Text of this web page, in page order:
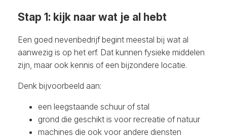
Stap 1: kijk naar wat je al hebt
Een goed nevenbedrijf begint meestal bij wat al
aanwezig is op het erf. Dat kunnen fysieke middelen
zijn, maar ook kennis of een bijzondere locatie.
Denk bijvoorbeeld aan:
een leegstaande schuur of stal
grond die geschikt is voor recreatie of natuur
machines die ook voor andere diensten